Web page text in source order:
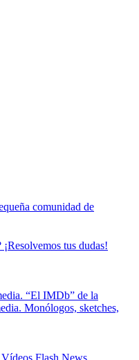
comunidad de
tus dudas!
“El IMDb” de la
Monólogos, sketches,
Vídeos Flash News